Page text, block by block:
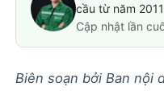
cầu từ năm
Cập nhật lần
Biên soạn bởi Ban nội